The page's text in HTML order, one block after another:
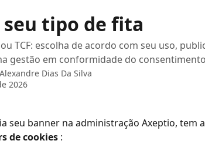
seu tipo de fita
TCF: escolha de acordo com seu uso,
gestão em conformidade do
Alexandre Dias Da Silva
2026
seu banner na administração Axeptio, tem
de cookies :